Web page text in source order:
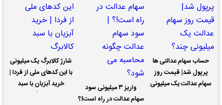
حساب سهام عدالتی ها
پرپول شد| قیمت روز
سهام عدالت یک میلیونی
واریز ۳ میلیونی سود
سهام عدالت در راه است!؟
شارژ کالابرگ یک میلیونی
با این کدهای ملی از فردا |
خرید آبزیان با سبد